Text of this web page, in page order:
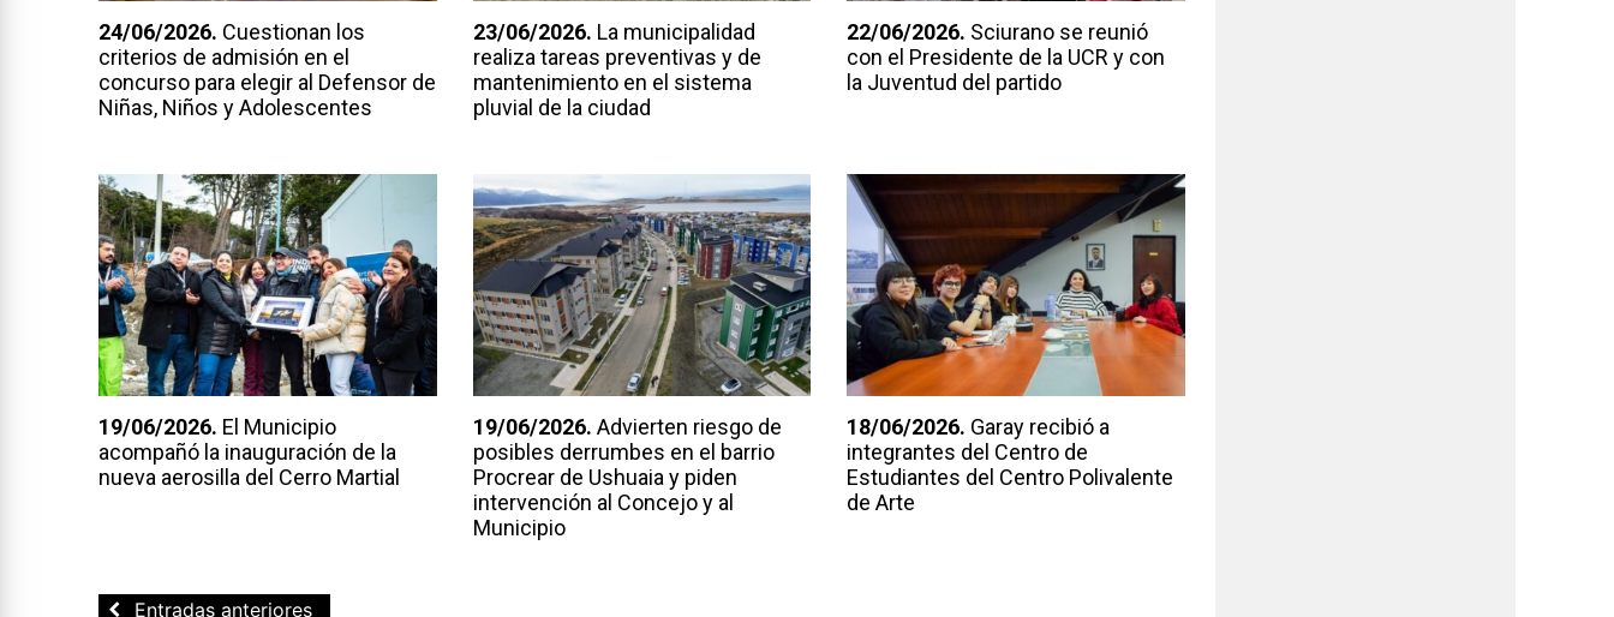
24/06/2026. Cuestionan los
criterios de admisión en el
concurso para elegir al Defensor de
Niñas, Niños y Adolescentes
23/06/2026. La municipalidad
realiza tareas preventivas y de
mantenimiento en el sistema
pluvial de la ciudad
22/06/2026. Sciurano se reunió
con el Presidente de la UCR y con
la Juventud del partido
19/06/2026. El Municipio
acompañó la inauguración de la
nueva aerosilla del Cerro Martial
19/06/2026. Advierten riesgo de
posibles derrumbes en el barrio
Procrear de Ushuaia y piden
intervención al Concejo y al
Municipio
18/06/2026. Garay recibió a
integrantes del Centro de
Estudiantes del Centro Polivalente
de Arte
Entradas anteriores